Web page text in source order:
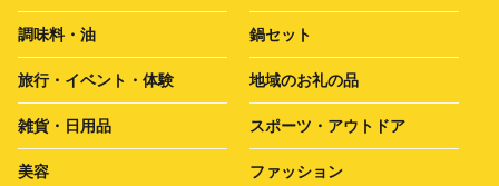
調味料・油 鍋セット
旅行・イベント・体験 地域のお礼の品
雑貨・日用品 スポーツ・アウトドア
美容 ファッション